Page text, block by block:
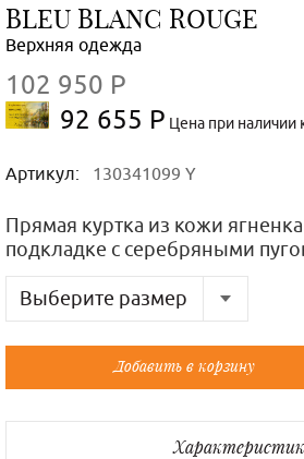
BLEU BLANC ROUGE
Верхняя одежда
102 950 Р
92 655 Р Цена при наличии
Артикул: 130341099 Y
Прямая куртка из кожи
подкладке с серебряными
Выберите размер
Русский
46
40/2
Добавить в корзину